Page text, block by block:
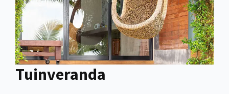
Tuinveranda